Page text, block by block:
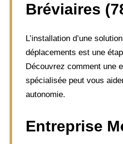
Bréviaires
L’installation d’une
déplacements est une
Découvrez comment une
spécialisée peut vous
autonomie.
Entreprise